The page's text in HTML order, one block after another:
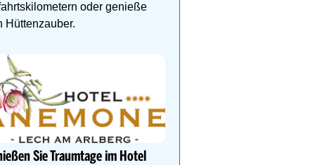
oder genieße
Hüttenzauber.
Sie Traumtage im Hotel